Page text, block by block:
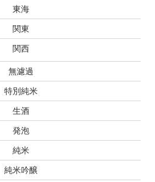
東海
関東
関西
無濾過
特別純米
生酒
発泡
純米
純米吟醸